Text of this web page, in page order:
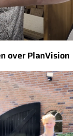
over PlanVision